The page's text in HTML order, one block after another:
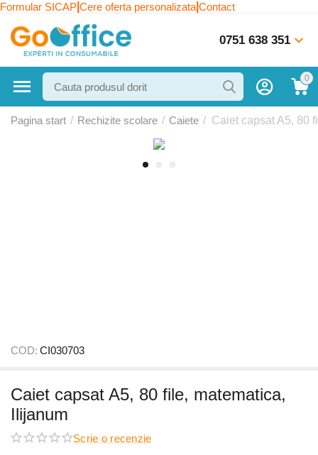
Formular SICAP Cere oferta personalizata Contact
0751 638 351
0
Pagina start / Rechizite scolare / Caiete / Caiet capsat A5, 80
COD: CI030703
Caiet capsat A5, 80 file, matematica,
Ilijanum
Scrie o recenzie